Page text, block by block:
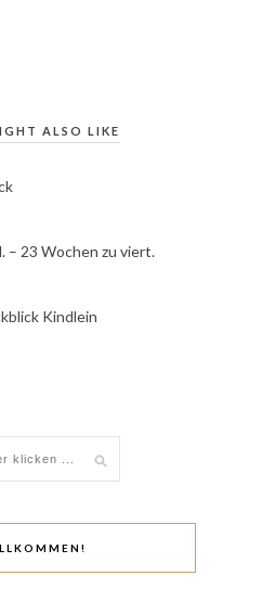
ALSO LIKE
– 23 Wochen zu viert.
Kindlein